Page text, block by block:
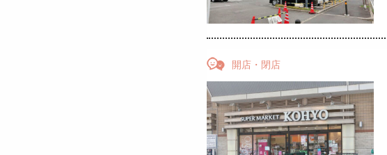
開店・閉店